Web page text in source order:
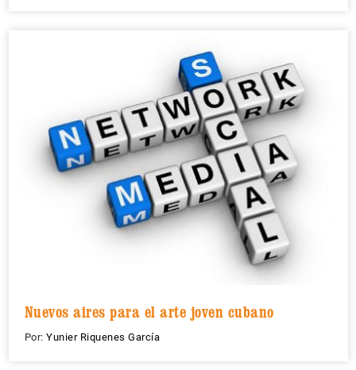
Nuevos aires para el arte joven cubano
Por: Yunier Riquenes García